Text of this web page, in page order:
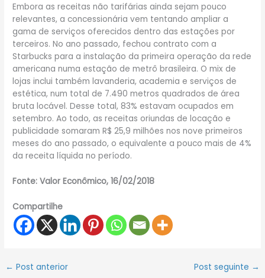
Embora as receitas não tarifárias ainda sejam pouco
relevantes, a concessionária vem tentando ampliar a
gama de serviços oferecidos dentro das estações por
terceiros. No ano passado, fechou contrato com a
Starbucks para a instalação da primeira operação da rede
americana numa estação de metrô brasileira. O mix de
lojas inclui também lavanderia, academia e serviços de
estética, num total de 7.490 metros quadrados de área
bruta locável. Desse total, 83% estavam ocupados em
setembro. Ao todo, as receitas oriundas de locação e
publicidade somaram R$ 25,9 milhões nos nove primeiros
meses do ano passado, o equivalente a pouco mais de 4%
da receita líquida no período.
Fonte: Valor Econômico,16/02/2018
Compartilhe
← Post anterior Post seguinte →